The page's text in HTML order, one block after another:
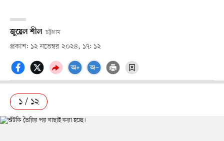
জুয়েল শীল চট্টগ্রাম
প্রকাশ: ১২ নভেম্বর ২০২৪, ১৭: ১২
১ / ১২